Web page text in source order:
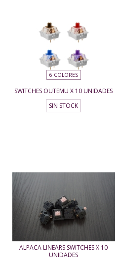
6 COLORES
SWITCHES OUTEMU X 10 UNIDADES
SIN STOCK
ALPACA LINEARS SWITCHES X 10
UNIDADES